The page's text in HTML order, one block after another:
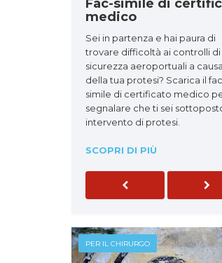
Fac-simile di
medico
Sei in partenza e hai paura di
trovare difficoltà ai controlli di
sicurezza aeroportuali a causa
della tua protesi? Scarica il
simile di certificato medico
segnalare che ti sei
intervento di protesi.
SCOPRI DI PIÙ
Previous
PER IL CHIRURGO